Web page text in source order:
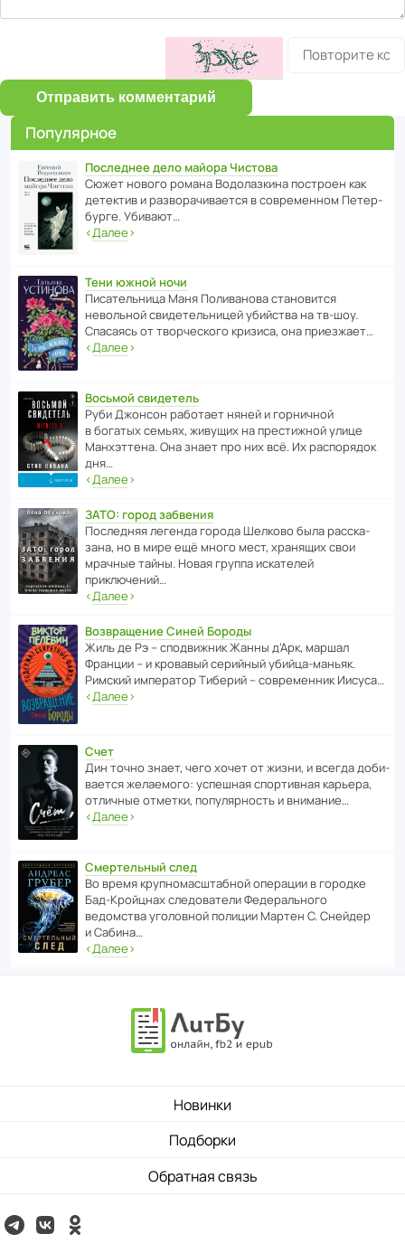
Отправить комментарий
Популярное
Последнее дело майора Чистова
Сюжет нового романа Водо­ла­з­кина пост­роен как
дете­ктив и разво­ра­чи­ва­ется в совре­менном Пете­р­
бурге. Убивают…
‹Далее›
Тени южной ночи
Писа­тель­ница Маня Поли­ва­нова стано­вится
невольной свиде­тель­ницей убийства на тв-шоу.
Спасаясь от твор­че­с­кого кризиса, она приезжает…
‹Далее›
Восьмой свидетель
Руби Джонсон рабо­тает няней и горни­чной
в богатых семьях, живущих на прес­ти­жной улице
Манх­эт­тена. Она знает про них всё. Их распо­рядок
дня…
‹Далее›
ЗАТО: город забвения
После­дняя легенда города Шелково была расска­
зана, но в мире ещё много мест, хранящих свои
мрачные тайны. Новая группа иска­телей
приключений…
‹Далее›
Возвращение Синей Бороды
Жиль де Рэ – спод­ви­жник Жанны д’Арк, маршал
Франции – и кровавый серийный убийца-маньяк.
Римский импе­ратор Тиберий – совре­менник Иисуса…
‹Далее›
Счет
Дин точно знает, чего хочет от жизни, и всегда доби­
ва­ется жела­е­мого: успе­шная спор­ти­вная карьера,
отли­чные отметки, попу­ля­р­ность и внимание…
‹Далее›
Смертельный след
Во время круп­но­мас­ш­та­бной операции в городке
Бад‑Крой­цнах следо­ва­тели Феде­раль­ного
ведомства уголо­вной полиции Мартен С. Снейдер
и Сабина…
‹Далее›
Новинки
Подборки
Обратная связь